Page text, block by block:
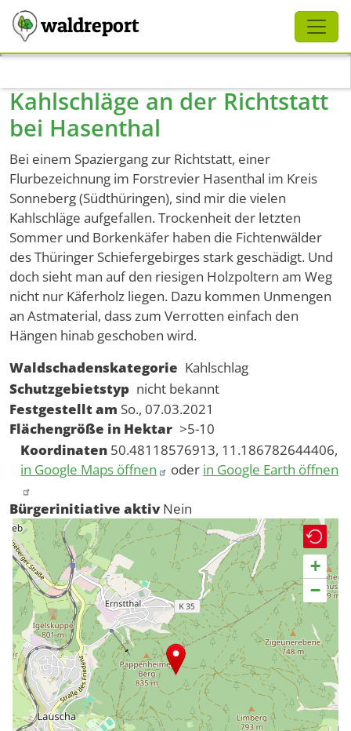
waldreport
Kahlschläge an der Richtstatt
bei Hasenthal
Bei einem Spaziergang zur Richtstatt, einer
Flurbezeichnung im Forstrevier Hasenthal im Kreis
Sonneberg (Südthüringen), sind mir die vielen
Kahlschläge aufgefallen. Trockenheit der letzten
Sommer und Borkenkäfer haben die Fichtenwälder
des Thüringer Schiefergebirges stark geschädigt. Und
doch sieht man auf den riesigen Holzpoltern am Weg
nicht nur Käferholz liegen. Dazu kommen Unmengen
an Astmaterial, dass zum Verrotten einfach den
Hängen hinab geschoben wird.
Waldschadenskategorie Kahlschlag
Schutzgebietstyp nicht bekannt
Festgestellt am So., 07.03.2021
Flächengröße in Hektar >5-10
Koordinaten 50.48118576913, 11.186782644406,
in Google Maps öffnen
oder in Google Earth öffnen
Bürgerinitiative aktiv Nein
+
−
Schliessen